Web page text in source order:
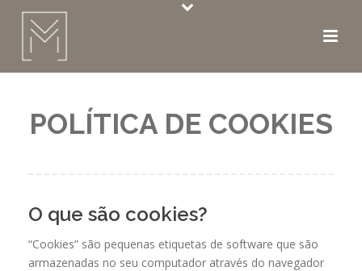
POLÍTICA DE COOKIES
O que são cookies?
“Cookies” são pequenas etiquetas de software que são
armazenadas no seu computador através do navegador